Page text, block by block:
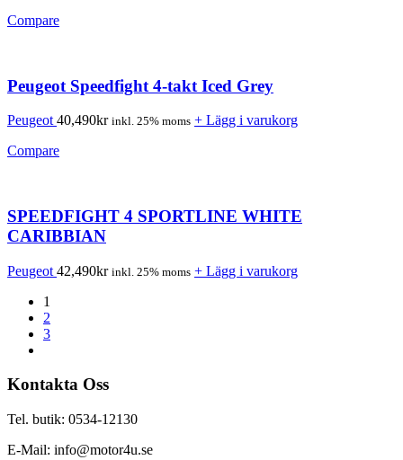
Compare
Peugeot Speedfight 4-takt Iced Grey
Peugeot 40,490kr inkl. 25% moms + Lägg i varukorg
Compare
SPEEDFIGHT 4 SPORTLINE WHITE
CARIBBIAN
Peugeot 42,490kr inkl. 25% moms + Lägg i varukorg
1
2
3
Kontakta Oss
Tel. butik: 0534-12130
E-Mail: info@motor4u.se